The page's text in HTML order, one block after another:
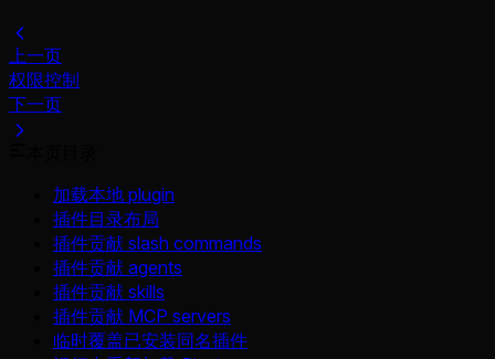
上一页
权限控制
下一页
加载本地 plugin
插件目录布局
插件贡献 slash commands
插件贡献 agents
插件贡献 skills
插件贡献 MCP servers
临时覆盖已安装同名插件